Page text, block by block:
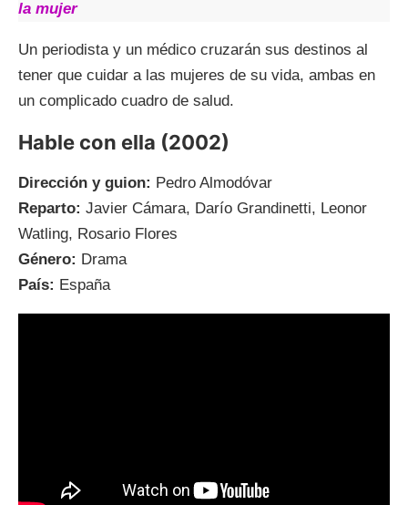
la mujer
Un periodista y un médico cruzarán sus destinos al
tener que cuidar a las mujeres de su vida, ambas en
un complicado cuadro de salud.
Hable con ella (2002)
Dirección y guion: Pedro Almodóvar
Reparto: Javier Cámara, Darío Grandinetti, Leonor
Watling, Rosario Flores
Género: Drama
País: España